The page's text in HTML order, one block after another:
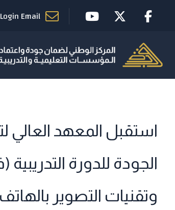
Login Email
استقبل المعهد العالي
الجودة للدورة
وتقنيات التصوير